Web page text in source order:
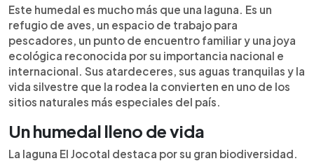
vegetación, permiten disfrutar paseos en lancha,
kayak, pesca artesanal y atardeceres
inolvidables. Además, es hogar de aves
migratorias, peces y reptiles, mientras sostiene a
comunidades pesqueras de la zona. Visitarla es
una oportunidad para conectar con la naturaleza y
valorar la riqueza ecológica del oriente
salvadoreño.
Este humedal es mucho más que una laguna. Es un
refugio de aves, un espacio de trabajo para
pescadores, un punto de encuentro familiar y una joya
ecológica reconocida por su importancia nacional e
internacional. Sus atardeceres, sus aguas tranquilas y la
vida silvestre que la rodea la convierten en uno de los
sitios naturales más especiales del país.
Un humedal lleno de vida
La laguna El Jocotal destaca por su gran biodiversidad.